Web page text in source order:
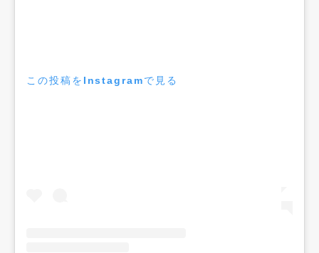
この投稿をInstagramで見る